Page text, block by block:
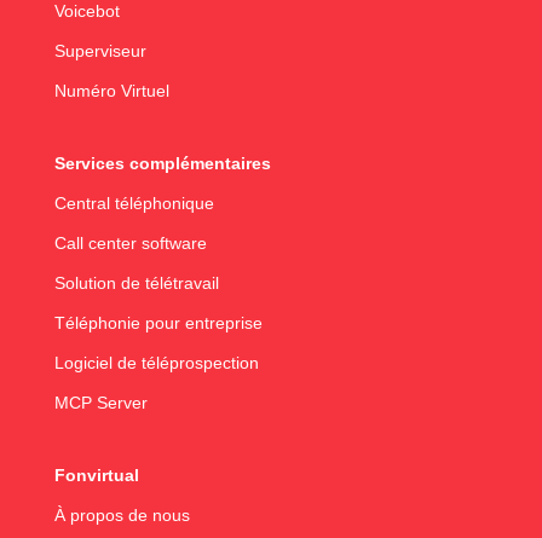
Voicebot
Superviseur
Numéro Virtuel
Services complémentaires
Central téléphonique
Call center software
Solution de télétravail
Téléphonie pour entreprise
Logiciel de téléprospection
MCP Server
Fonvirtual
À propos de nous